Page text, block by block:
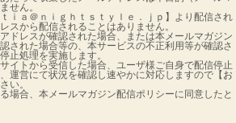
せん。
ｉａ＠ｎｉｇｈｔｓｔｙｌｅ．ｊｐ】より配信され
スから配信されることはありません。
ドレスが確認された場合、または本メールマガジン
された場合等の、本サービスの不正利用等が確認さ
止処理を実施します。
イトから受信した場合、ユーザ様ご自身で配信停止
運営にて状況を確認し速やかに対応しますので【 お
い。
場合、本メールマガジン配信ポリシーに同意したと